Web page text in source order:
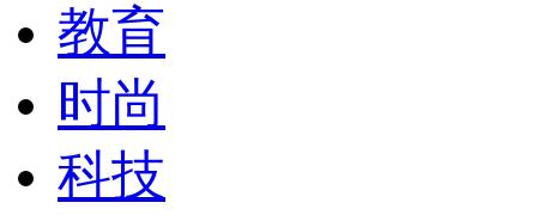
教育
时尚
科技